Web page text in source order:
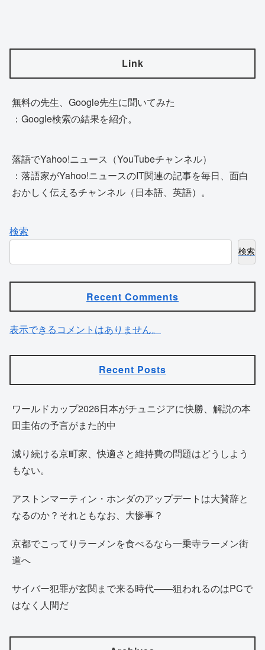
Link
無料の先生、Google先生に聞いてみた
：Google検索の結果を紹介。
落語でYahoo!ニュース（YouTubeチャンネル）
：落語家がYahoo!ニュースのIT関連の記事を毎日、面白
おかしく伝えるチャンネル（日本語、英語）。
検索
検索
Recent Comments
表示できるコメントはありません。
Recent Posts
ワールドカップ2026日本がチュニジアに快勝、解説の本
田圭佑の予言がまた的中
減り続ける京町家、快適さと維持費の問題はどうしよう
もない。
アストンマーティン・ホンダのアップデートは大賛辞と
なるのか？それともなお、大惨事？
京都でこってりラーメンを食べるなら一乗寺ラーメン街
道へ
サイバー犯罪が玄関まで来る時代——狙われるのはPCで
はなく人間だ